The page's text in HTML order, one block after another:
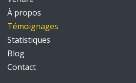
À propos
Témoignages
Statistiques
Blog
Contact